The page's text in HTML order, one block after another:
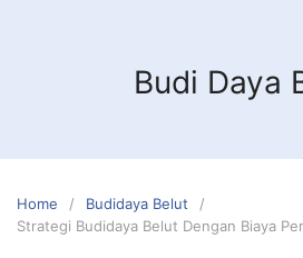
Budi Daya
Home
Budidaya Belut
Strategi Budidaya Belut Dengan Biaya